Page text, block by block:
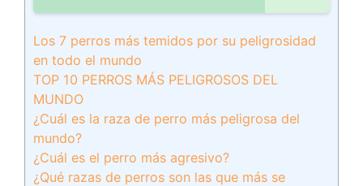
Los 7 perros más temidos por su peligrosidad
en todo el mundo
TOP 10 PERROS MÁS PELIGROSOS DEL
MUNDO
¿Cuál es la raza de perro más peligrosa del
mundo?
¿Cuál es el perro más agresivo?
¿Qué razas de perros son las que más se